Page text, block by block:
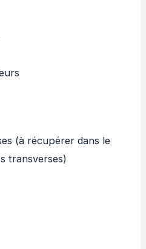
(à récupérer dans le
transverses)